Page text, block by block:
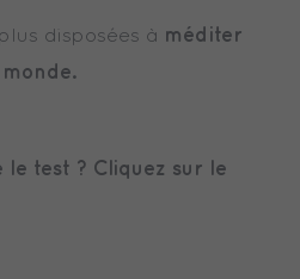
disposées à méditer
le test ? Cliquez sur le